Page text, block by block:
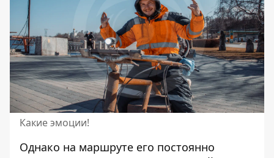
Какие эмоции!
Однако на маршруте его постоянно